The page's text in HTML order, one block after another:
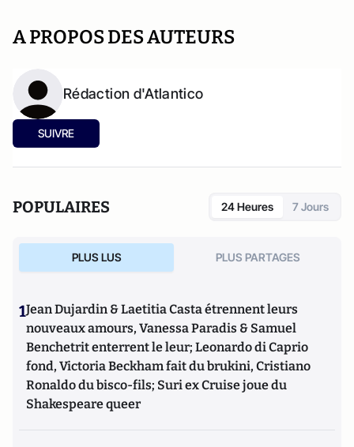
A PROPOS DES AUTEURS
Rédaction d'Atlantico
SUIVRE
POPULAIRES 24 Heures 7 Jours
PLUS LUS PLUS PARTAGES
1Jean Dujardin & Laetitia Casta étrennent leurs
nouveaux amours, Vanessa Paradis & Samuel
Benchetrit enterrent le leur; Leonardo di Caprio
fond, Victoria Beckham fait du brukini, Cristiano
Ronaldo du bisco-fils; Suri ex Cruise joue du
Shakespeare queer